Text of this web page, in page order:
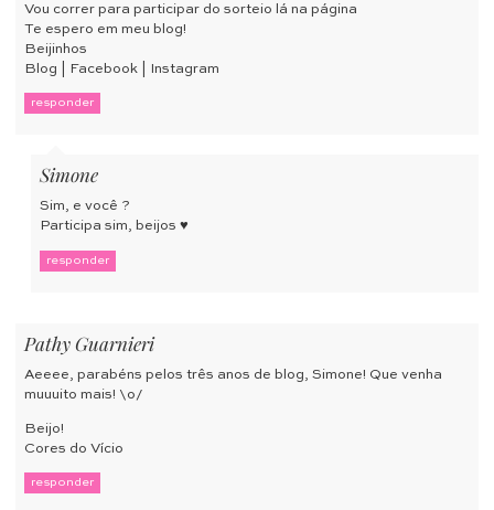
Vou correr para participar do sorteio lá na página
Te espero em meu blog!
Beijinhos
Blog
Facebook Instagram
responder
Simone
Sim, e você ?
Participa sim, beijos ♥
responder
Pathy Guarnieri
Aeeee, parabéns pelos três anos de blog, Simone! Que venha
muuuito mais! \o/
Beijo!
Cores do Vício
responder